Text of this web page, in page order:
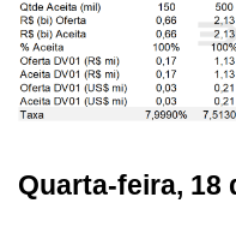
Quarta-feira, 18